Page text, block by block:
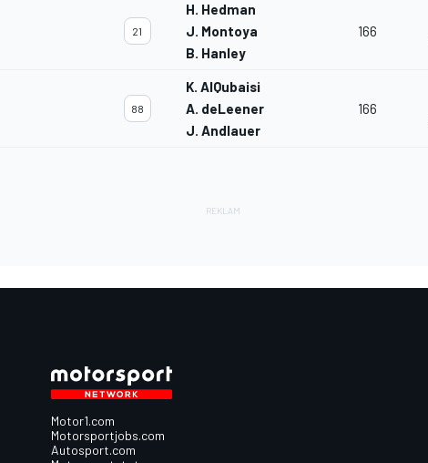
21
H. Hedman
J. Montoya
B. Hanley
166
88
K. AlQubaisi
A. deLeener
J. Andlauer
166
Motor1.com
Motorsportjobs.com
Autosport.com